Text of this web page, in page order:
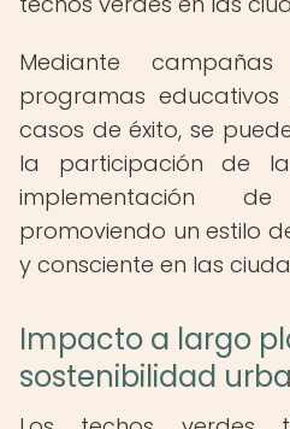
Mediante campañas
programas
casos de éxito, se
la participación de
implementación
promoviendo un estilo
y consciente en las
Impacto a largo
sostenibilidad